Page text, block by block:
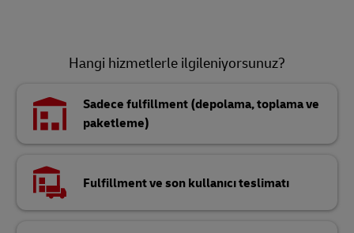
Hangi hizmetlerle ilgileniyorsunuz?
Sadece fulfillment (depolama, toplama ve
paketleme)
Fulfillment ve son kullanıcı teslimatı